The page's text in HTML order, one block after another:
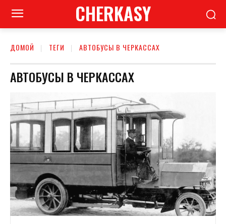
CHERKASY
ДОМОЙ ТЕГИ АВТОБУСЫ В ЧЕРКАССАХ
АВТОБУСЫ В ЧЕРКАССАХ